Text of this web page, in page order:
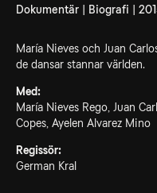
Dokumentär | Biografi |
María Nieves och Juan
de dansar stannar världen.
Med:
María Nieves Rego, Juan
Copes, Ayelen Alvarez Mino
Regissör:
German Kral